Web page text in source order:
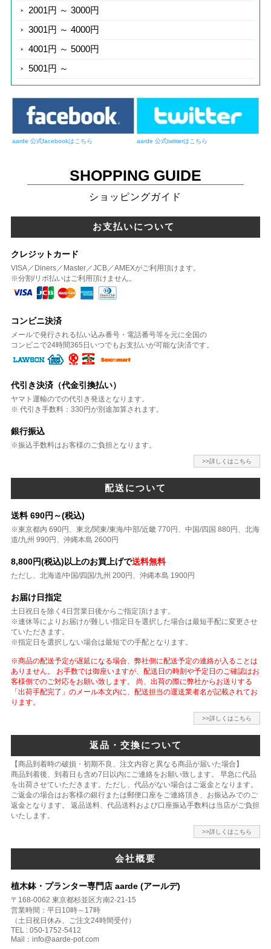
2001円 ～ 3000円
3001円 ～ 4000円
4001円 ～ 5000円
5001円 ～
aarde 公式facebookはこちら aarde 公式twitterはこちら
SHOPPING GUIDE
ショッピングガイド
お支払いについて
クレジットカード
VISA／Diners／Master／JCB／AMEXがご利用頂けます。
※分割/リボ払いはご利用頂けません。
コンビニ決済
メールで発行される払い込み番号・電話番号等を元に全国の
コンビニで24時間365日いつでもお支払いが可能な決済です。
代引き決済（代金引換払い）
ヤマト運輸のでの代引き発送となります。
※ 代引き手数料：330円が別途加算されます。
銀行振込
※振込手数料はお客様のご負担となります。
>>詳しくはこちら
配送について
送料 690円～(税込)
※東京都内 690円、東北/関東/東海/中部/近畿 770円、中国/四国 880円、北海
道/九州 990円、沖縄本島 2600円
8,800円(税込)以上のお買上げで送料無料
ただし、北海道/中国/四国/九州 200円、沖縄本島 1900円
お届け日指定
土日祝日を除く4日営業日後からご指定頂けます。
※連休等によりお届けが難しい指定日を選択した場合は最短手配に変更させ
ていただきます。
※指定日を選択しない場合は最短での手配となります。
※商品の配送予定が遅延になる場合、弊社側に配送予定の連絡が入ることは
ありません。 お手数では御座いますが、配送日の時刻や予定日のご確認はお
客様側でのご対応をお願い致します。 尚、出荷の際に弊社からお送りする
「出荷手配完了」のメール本文内に、配送担当の運送業者名が記載されてお
ります。
>>詳しくはこちら
返品・交換について
【商品到着時の破損・初期不良、注文内容と異なる商品が届いた場合】
商品到着後、到着日も含め7日以内にご連絡をお願い致します。 早急に代品
を出荷させていただきます。ただし、代品がない場合はご返金となります。
ご返金の場合はお客様の銀行または郵便口座をご連絡頂き、お振込みでのご
返金となります。 返品送料、代品送料および口座振込手数料は当店がご負担
いたします。
>>詳しくはこちら
会社概要
植木鉢・プランター専門店 aarde (アールデ)
〒168-0062 東京都杉並区方南2-21-15
営業時間：平日10時～17時
（土日祝日休み、ご注文24時間受付）
TEL : 050-1752-5412
Mail：info@aarde-pot.com